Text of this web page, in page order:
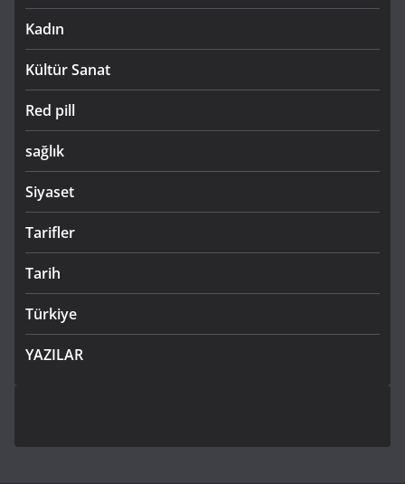
Kadın
Kültür Sanat
Red pill
sağlık
Siyaset
Tarifler
Tarih
Türkiye
YAZILAR